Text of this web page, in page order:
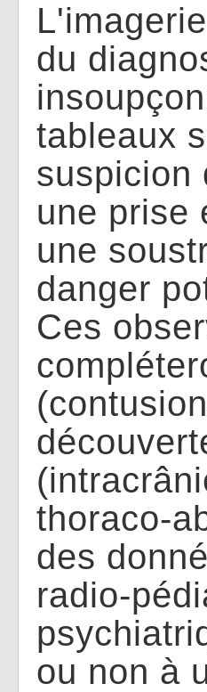
du
tableaux
suspicion
une prise
une
danger
Ces
thoraco-
des
radio-
ou non à